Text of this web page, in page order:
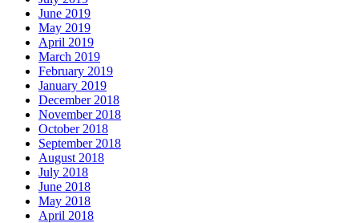
June 2019
May 2019
April 2019
March 2019
February 2019
January 2019
December 2018
November 2018
October 2018
September 2018
August 2018
July 2018
June 2018
May 2018
April 2018